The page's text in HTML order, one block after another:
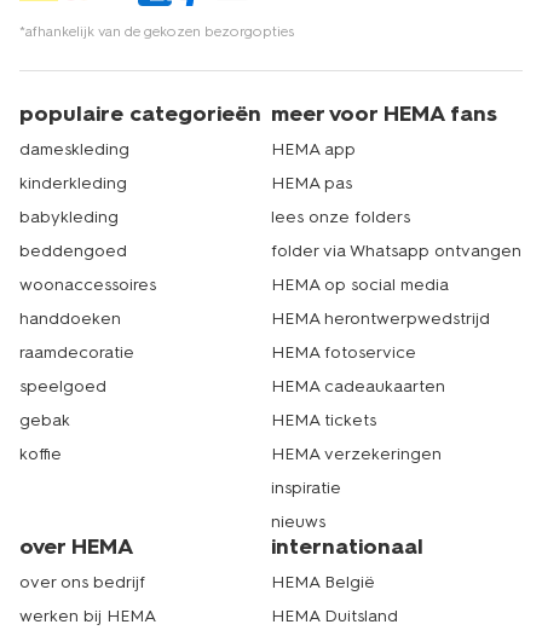
*afhankelijk van de gekozen bezorgopties
populaire categorieën
dameskleding
kinderkleding
babykleding
beddengoed
woonaccessoires
handdoeken
raamdecoratie
speelgoed
gebak
koffie
meer voor HEMA fans
HEMA app
HEMA pas
lees onze folders
folder via Whatsapp ontvangen
HEMA op social media
HEMA herontwerpwedstrijd
HEMA fotoservice
HEMA cadeaukaarten
HEMA tickets
HEMA verzekeringen
inspiratie
nieuws
over HEMA
over ons bedrijf
werken bij HEMA
internationaal
HEMA België
HEMA Duitsland